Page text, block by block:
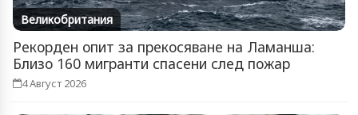
Великобритания
Рекорден опит за прекосяване на Ламанша:
Близо 160 мигранти спасени след пожар
4 Август 2026